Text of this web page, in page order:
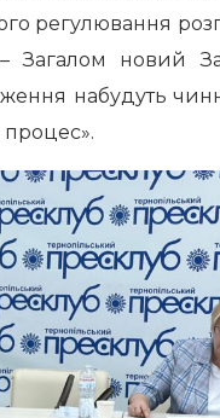
регулювання
Загалом новий
набудуть
процес».